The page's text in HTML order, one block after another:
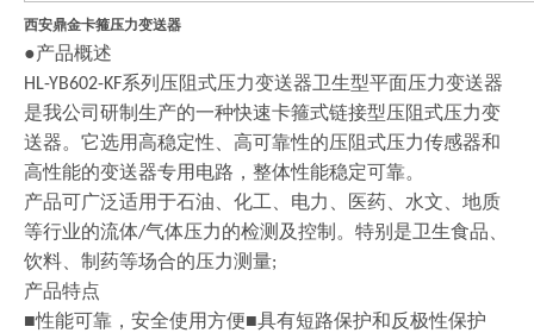
西安鼎金卡箍压力变送器
●产品概述
HL-YB602-KF系列压阻式压力变送器卫生型平面压力变送器
是我公司研制生产的一种快速卡箍式链接型压阻式压力变
送器。它选用高稳定性、高可靠性的压阻式压力传感器和
高性能的变送器专用电路，整体性能稳定可靠。
产品可广泛适用于石油、化工、电力、医药、水文、地质
等行业的流体/气体压力的检测及控制。特别是卫生食品、
饮料、制药等场合的压力测量;
产品特点
■性能可靠，安全使用方便■具有短路保护和反极性保护